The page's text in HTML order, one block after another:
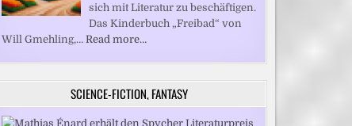
sich mit Literatur zu beschäftigen.
Das Kinderbuch „Freibad“ von
Will Gmehling,… Read more…
SCIENCE-FICTION, FANTASY